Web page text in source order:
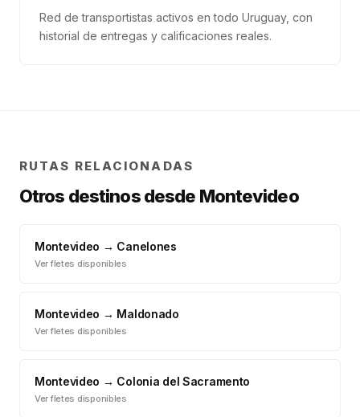
Red de transportistas activos en todo Uruguay, con
historial de entregas y calificaciones reales.
RUTAS RELACIONADAS
Otros destinos desde Montevideo
Montevideo → Canelones
Ver fletes disponibles
Montevideo → Maldonado
Ver fletes disponibles
Montevideo → Colonia del Sacramento
Ver fletes disponibles